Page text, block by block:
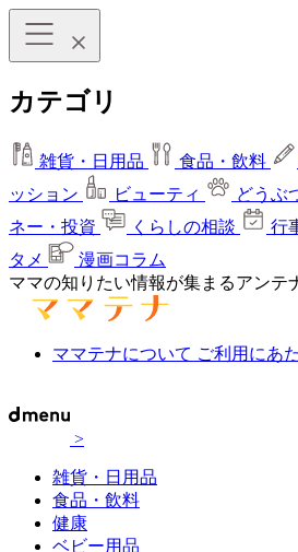
カテゴリ
雑貨・日用品 食品・飲料
ッション
ビューティ どうぶ
ネー・投資
くらしの相談 行
タメ
漫画コラム
ママの知りたい情報が集まるアンテ
ママテナについて ご利用にあ
>
雑貨・日用品
食品・飲料
健康
ベビー用品